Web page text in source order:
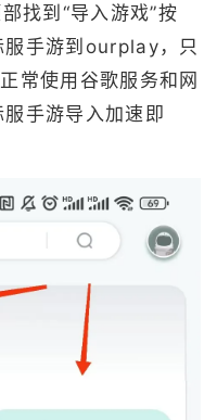
找到“导入游戏”按
服手游到ourplay，只
常使用谷歌服务和网
手游导入加速即